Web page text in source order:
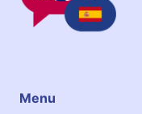
Menu